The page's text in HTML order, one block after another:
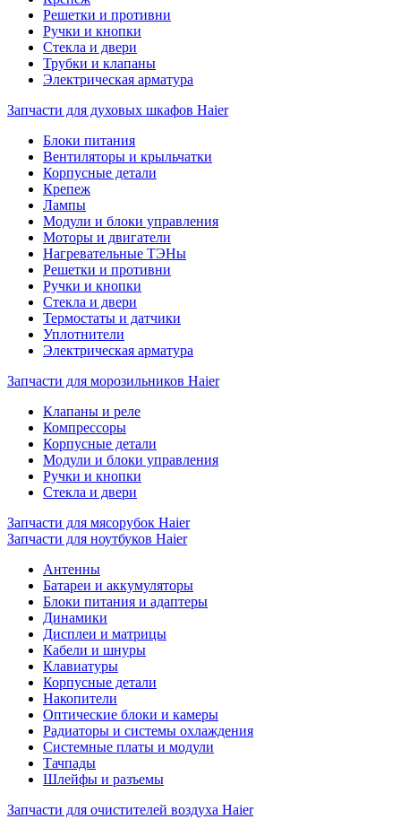
Решетки и противни
Ручки и кнопки
Стекла и двери
Трубки и клапаны
Электрическая арматура
Запчасти для духовых шкафов Haier
Блоки питания
Вентиляторы и крыльчатки
Корпусные детали
Крепеж
Лампы
Модули и блоки управления
Моторы и двигатели
Нагревательные ТЭНы
Решетки и противни
Ручки и кнопки
Стекла и двери
Термостаты и датчики
Уплотнители
Электрическая арматура
Запчасти для морозильников Haier
Клапаны и реле
Компрессоры
Корпусные детали
Модули и блоки управления
Ручки и кнопки
Стекла и двери
Запчасти для мясорубок Haier
Запчасти для ноутбуков Haier
Антенны
Батареи и аккумуляторы
Блоки питания и адаптеры
Динамики
Дисплеи и матрицы
Кабели и шнуры
Клавиатуры
Корпусные детали
Накопители
Оптические блоки и камеры
Радиаторы и системы охлаждения
Системные платы и модули
Тачпады
Шлейфы и разъемы
Запчасти для очистителей воздуха Haier